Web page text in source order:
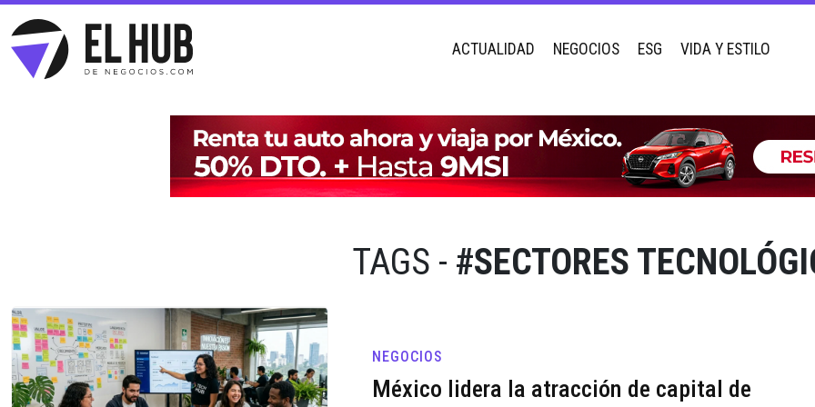
ACTUALIDAD NEGOCIOS ESG VIDA Y ESTILO
TAGS - #SECTORES
NEGOCIOS
México lidera la atracción de capital de